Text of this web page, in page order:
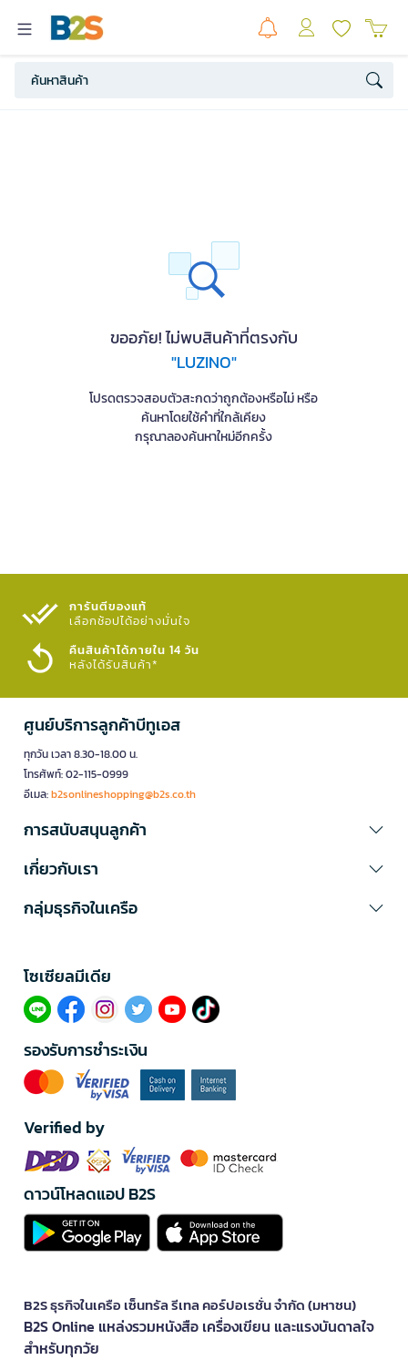
ขออภัย! ไม่พบสินค้าที่ตรงกับ
"LUZINO"
โปรดตรวจสอบตัวสะกดว่าถูกต้องหรือไม่ หรือ
ค้นหาโดยใช้คำที่ใกล้เคียง
กรุณาลองค้นหาใหม่อีกครั้ง
การันตีของแท้
เลือกช้อปได้อย่างมั่นใจ​
คืนสินค้าได้ภายใน 14 วัน
หลังได้รับสินค้า*
ศูนย์บริการลูกค้าบีทูเอส
ทุกวัน เวลา 8.30-18.00 น.
โทรศัพท์: 02-115-0999
อีเมล:b2sonlineshopping@b2s.co.th
การสนับสนุนลูกค้า
เกี่ยวกับเรา
กลุ่มธุรกิจในเครือ
โซเซียลมีเดีย​
รองรับการชำระเงิน
Verified by
ดาวน์โหลดแอป B2S
B2S ธุรกิจในเครือ เซ็นทรัล รีเทล คอร์ปอเรชั่น จำกัด (มหาชน)
B2S Online แหล่งรวมหนังสือ เครื่องเขียน และแรงบันดาลใจ
สำหรับทุกวัย